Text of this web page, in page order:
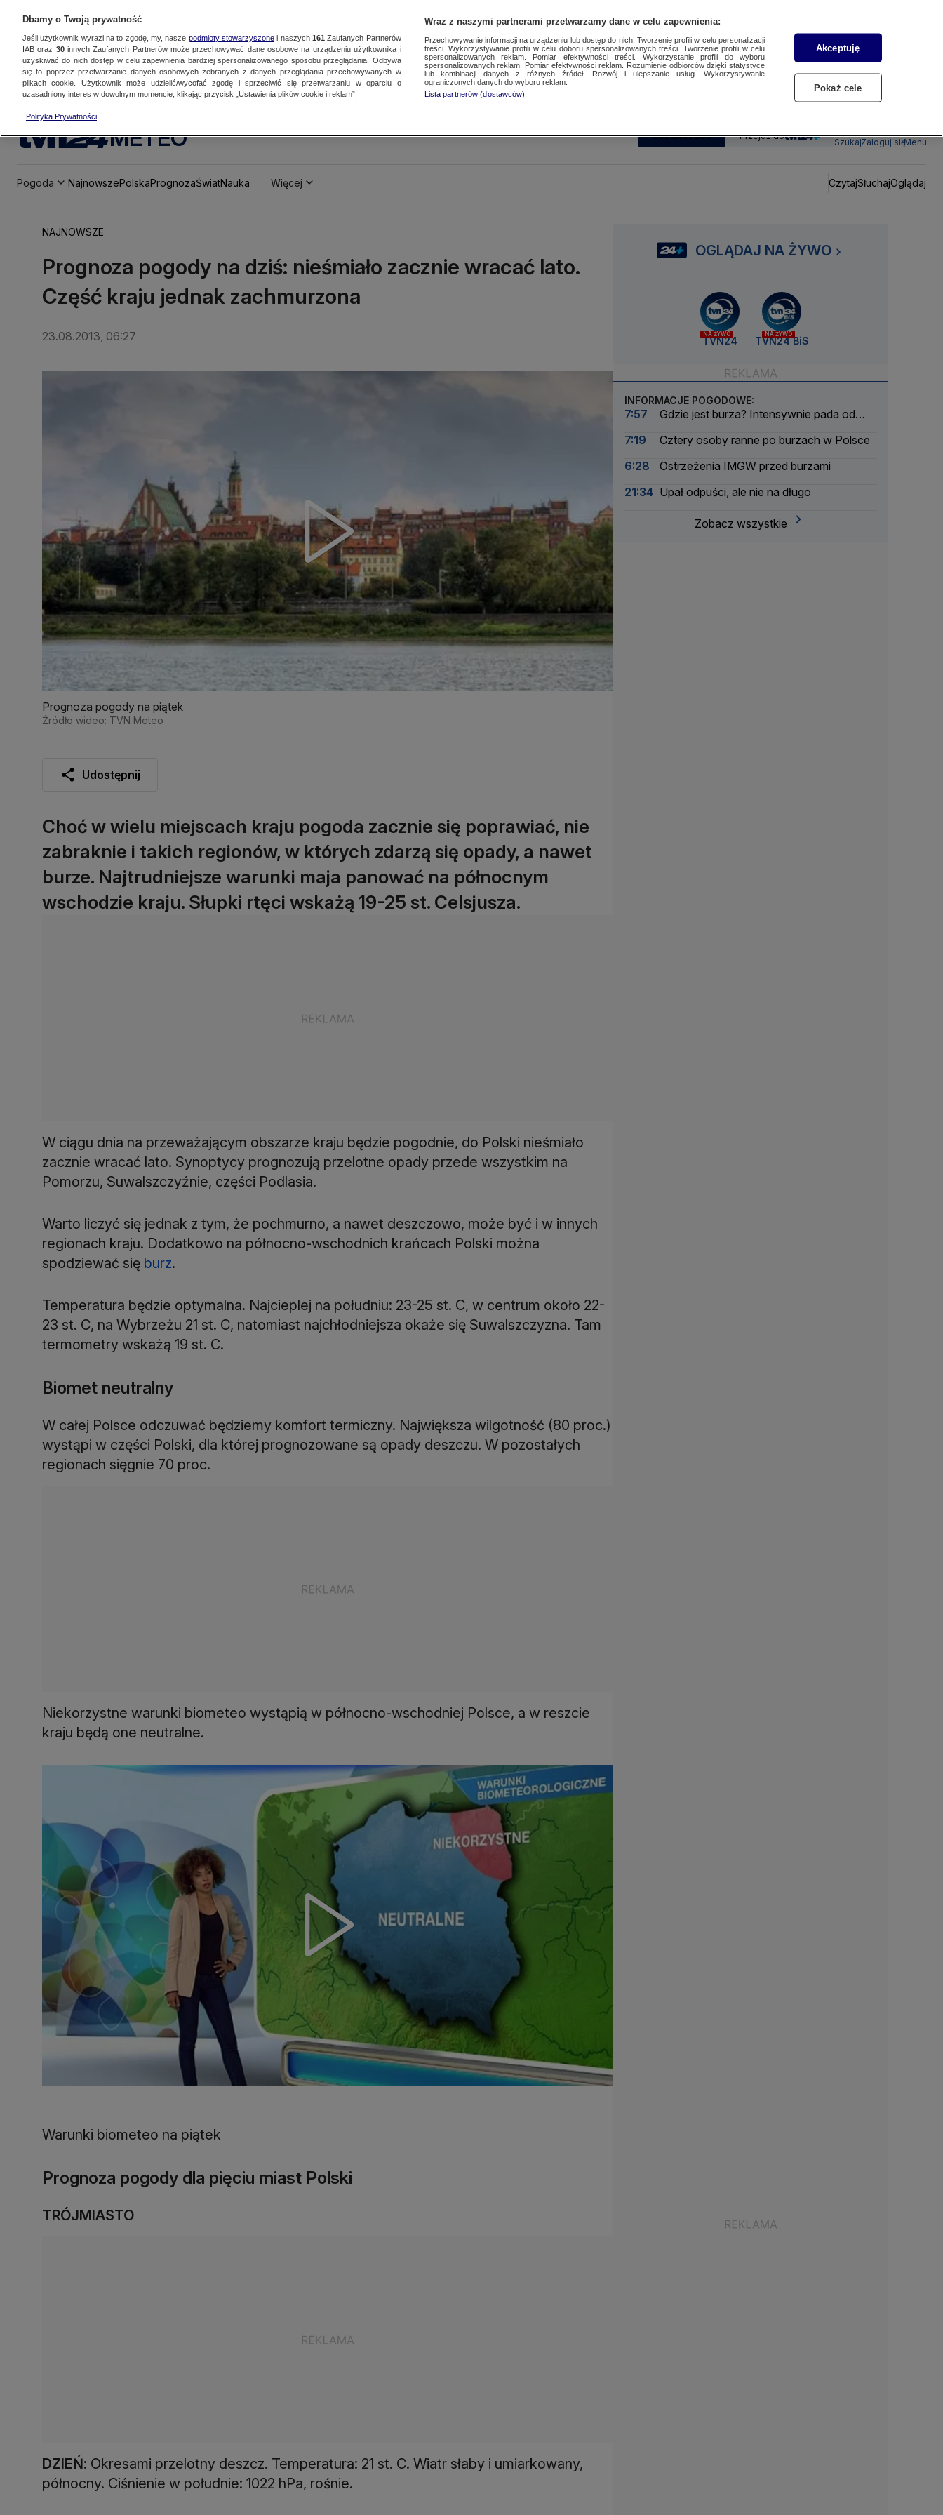
METEO SUBSKRYBUJ Przejdź do
SzukajZaloguj sięMenu
Pogoda NajnowszePolskaPrognozaŚwiatNauka Więcej CzytajSłuchajOglądaj
NAJNOWSZE
Prognoza pogody na dziś: nieśmiało zacznie wracać lato.
Część kraju jednak zachmurzona
23.08.2013, 06:27
Prognoza pogody na piątek
Źródło wideo: TVN Meteo
Udostępnij
Choć w wielu miejscach kraju pogoda zacznie się poprawiać, nie
zabraknie i takich regionów, w których zdarzą się opady, a nawet
burze. Najtrudniejsze warunki maja panować na północnym
wschodzie kraju. Słupki rtęci wskażą 19-25 st. Celsjusza.
W ciągu dnia na przeważającym obszarze kraju będzie pogodnie, do Polski nieśmiało
zacznie wracać lato. Synoptycy prognozują przelotne opady przede wszystkim na
Pomorzu, Suwalszczyźnie, części Podlasia.
Warto liczyć się jednak z tym, że pochmurno, a nawet deszczowo, może być i w innych
regionach kraju. Dodatkowo na północno-wschodnich krańcach Polski można
spodziewać się burz.
Temperatura będzie optymalna. Najcieplej na południu: 23-25 st. C, w centrum około 22-
23 st. C, na Wybrzeżu 21 st. C, natomiast najchłodniejsza okaże się Suwalszczyzna. Tam
termometry wskażą 19 st. C.
Biomet neutralny
W całej Polsce odczuwać będziemy komfort termiczny. Największa wilgotność (80 proc.)
wystąpi w części Polski, dla której prognozowane są opady deszczu. W pozostałych
regionach sięgnie 70 proc.
Niekorzystne warunki biometeo wystąpią w północno-wschodniej Polsce, a w reszcie
kraju będą one neutralne.
Warunki biometeo na piątek
Prognoza pogody dla pięciu miast Polski
TRÓJMIASTO
DZIEŃ: Okresami przelotny deszcz. Temperatura: 21 st. C. Wiatr słaby i umiarkowany,
północny. Ciśnienie w południe: 1022 hPa, rośnie.
OGLĄDAJ NA ŻYWO
NA ŻYWO
TVN24
NA ŻYWO
TVN24 BiS
INFORMACJE POGODOWE:
7:57
Gdzie jest burza? Intensywnie pada od
7:19
Cztery osoby ranne po burzach w Polsce
6:28
Ostrzeżenia IMGW przed burzami
21:34 Upał odpuści, ale nie na długo
Zobacz wszystkie
Dbamy o Twoją prywatność
Jeśli użytkownik wyrazi na to zgodę, my, nasze podmioty stowarzyszonei naszych 161 Zaufanych Partnerów
IAB oraz 30innych Zaufanych Partnerów może przechowywać dane osobowe na urządzeniu użytkownika i
uzyskiwać do nich dostęp w celu zapewnienia bardziej spersonalizowanego sposobu przeglądania. Odbywa
się to poprzez przetwarzanie danych osobowych zebranych z danych przeglądania przechowywanych w
plikach cookie. Użytkownik może udzielić/wycofać zgodę i sprzeciwić się przetwarzaniu w oparciu o
uzasadniony interes w dowolnym momencie, klikając przycisk „Ustawienia plików cookie i reklam”.
Polityka Prywatności
Wraz z naszymi partnerami przetwarzamy dane w celu zapewnienia:
Przechowywanie informacji na urządzeniu lub dostęp do nich. Tworzenie profili w celu personalizacji
treści. Wykorzystywanie profili w celu doboru spersonalizowanych treści. Tworzenie profili w celu
spersonalizowanych reklam. Pomiar efektywności treści. Wykorzystanie profili do wyboru
spersonalizowanych reklam. Pomiar efektywności reklam. Rozumienie odbiorców dzięki statystyce
lub kombinacji danych z różnych źródeł. Rozwój i ulepszanie usług. Wykorzystywanie
ograniczonych danych do wyboru reklam.
Lista partnerów (dostawców)
Akceptuję
Pokaż cele